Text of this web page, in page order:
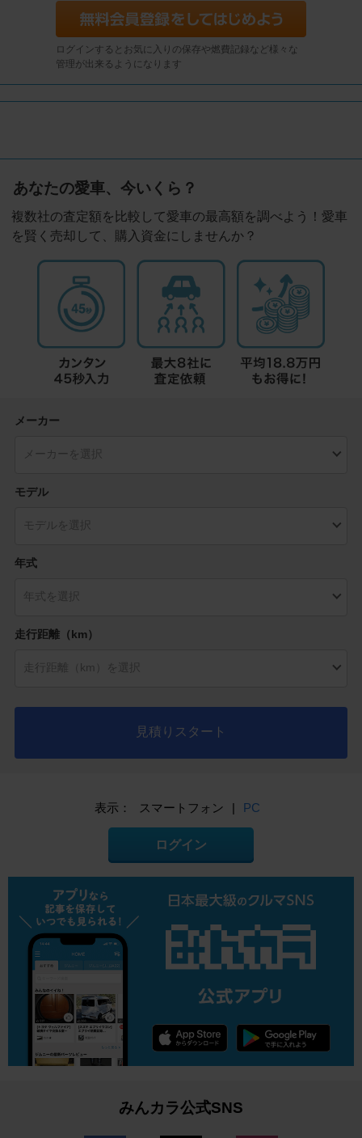
ログインするとお気に入りの保存や燃費記録など様々な
管理が出来るようになります
あなたの愛車、今いくら？
複数社の査定額を比較して愛車の最高額を調べよう！愛車
を賢く売却して、購入資金にしませんか？
メーカー
モデル
年式
走行距離（km）
見積りスタート
表示： スマートフォン | PC
ログイン
みんカラ公式SNS